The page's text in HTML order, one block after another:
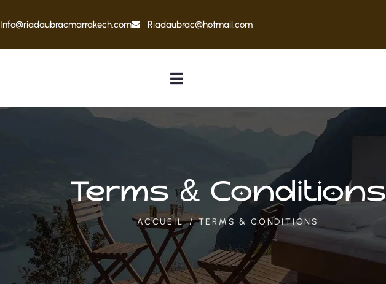
Info@riadaubracmarrakech.com Riadaubrac@hotmail.com
Terms & Conditions
ACCUEIL TERMS & CONDITIONS